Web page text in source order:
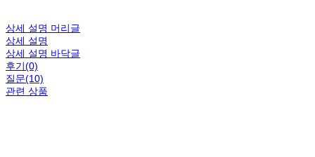
상세 설명 머리글
상세 설명
상세 설명 바닥글
후기(0)
질문(10)
관련 상품